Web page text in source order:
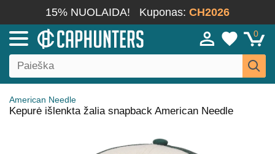
15% NUOLAIDA! Kuponas: CH2026
0
American Needle
Kepurė išlenkta žalia snapback American Needle